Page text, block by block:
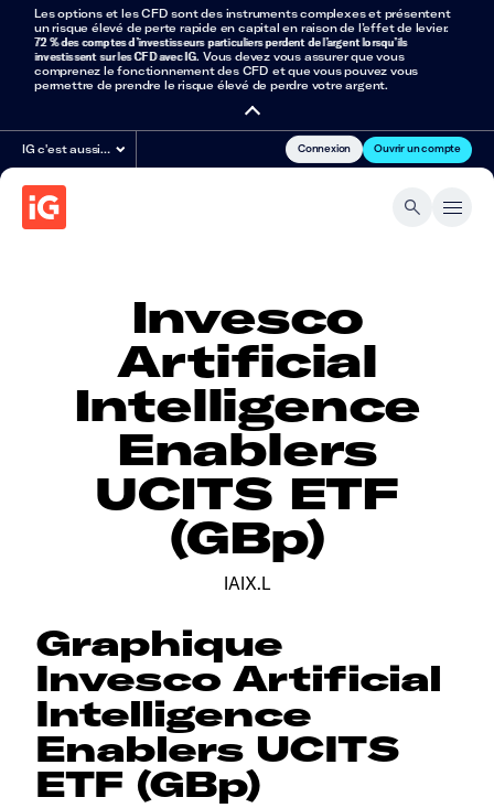
Les options et les CFD sont des instruments complexes et présentent
un risque élevé de perte rapide en capital en raison de l’effet de levier.
72 % des comptes d’investisseurs particuliers perdent de l’argent lorsqu’ils
investissent sur les CFD avec IG. Vous devez vous assurer que vous
comprenez le fonctionnement des CFD et que vous pouvez vous
permettre de prendre le risque élevé de perdre votre argent.
IG c'est aussi… Connexion Ouvrir un compte
Invesco
Artificial
Intelligence
Enablers
UCITS ETF
(GBp)
IAIX.L
Graphique
Invesco Artificial
Intelligence
Enablers UCITS
ETF (GBp)